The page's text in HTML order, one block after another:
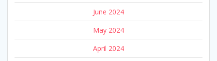
June 2024
May 2024
April 2024